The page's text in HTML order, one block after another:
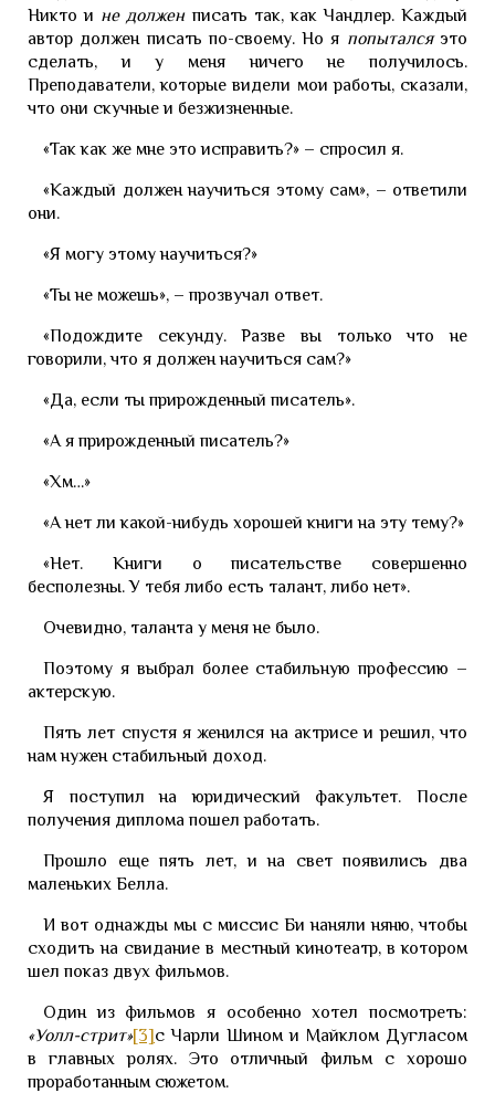
Никто и не долженписать так, как Чандлер. Каждый
автор должен писать по-своему. Но я попытался это
сделать, и у меня ничего не получилось.
Преподаватели, которые видели мои работы, сказали,
что они скучные и безжизненные.
«Так как же мне это исправить?» – спросил я.
«Каждый должен научиться этому сам», – ответили
они.
«Я могу этому научиться?»
«Ты не можешь», – прозвучал ответ.
«Подождите секунду. Разве вы только что не
говорили, что я должен научиться сам?»
«Да, если ты прирожденный писатель».
«А я прирожденный писатель?»
«Хм…»
«А нет ли какой-нибудь хорошей книги на эту тему?»
«Нет. Книги о писательстве совершенно
бесполезны. У тебя либо есть талант, либо нет».
Очевидно, таланта у меня не было.
Поэтому я выбрал более стабильную профессию –
актерскую.
Пять лет спустя я женился на актрисе и решил, что
нам нужен стабильный доход.
Я поступил на юридический факультет. После
получения диплома пошел работать.
Прошло еще пять лет, и на свет появились два
маленьких Белла.
И вот однажды мы с миссис Би наняли няню, чтобы
сходить на свидание в местный кинотеатр, в котором
шел показ двух фильмов.
Один из фильмов я особенно хотел посмотреть:
«Уолл-стрит»[3]с Чарли Шином и Майклом Дугласом
в главных ролях. Это отличный фильм с хорошо
проработанным сюжетом.